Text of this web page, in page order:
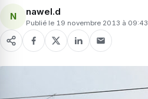
N nawel.d
Publié le 19 novembre 2013 à 09:43